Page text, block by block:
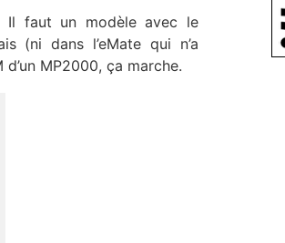
Il faut un modèle avec le
(ni dans l’eMate qui n’a
d’un MP2000, ça marche.